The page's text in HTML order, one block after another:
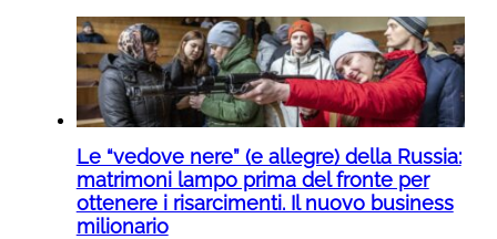
Le “vedove nere” (e allegre) della Russia:
matrimoni lampo prima del fronte per
ottenere i risarcimenti. Il nuovo business
milionario